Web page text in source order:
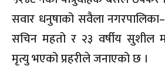
सवार धनुषाको सवैला
सचिन महतो र २३ वर्षीय सुशील
मृत्यु भएको प्रहरीले जनाएको छ ।